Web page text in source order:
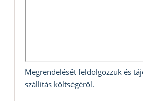
Megrendelését feldolgozzuk és
szállítás költségéről.